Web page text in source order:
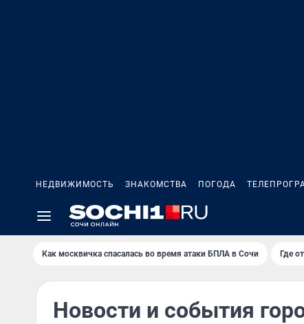
НЕДВИЖИМОСТЬ ЗНАКОМСТВА ПОГОДА
Как москвичка спасалась во время атаки БПЛА в Сочи Где
Новости и события